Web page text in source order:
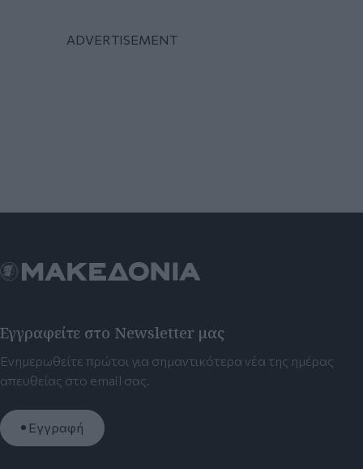
Εγγραφείτε στο Newsletter μας
Ενημερωθείτε πρώτοι για σημαντικότερα νέα της ημέρας
απευθείας στο email σας.
Εγγραφή